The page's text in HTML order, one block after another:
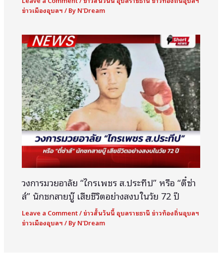
ข่าวเมืองอุบลฯ / By N'Dream
วงการมวยอาลัย “ไกรเพชร ส.ประทีป” หรือ “ตี๋ซ่า
ส์” นักชกสายบู๊ เสียชีวิตอย่างสงบในวัย 72 ปี
Leave a Comment/ ข่าวสั้นวันนี้ อุบลราชธานี ข่าวท้องถิ่นอุบลฯ
ข่าวเมืองอุบลฯ / By N'Dream